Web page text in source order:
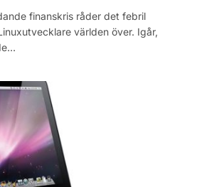
finanskris råder det febril
världen över. Igår,